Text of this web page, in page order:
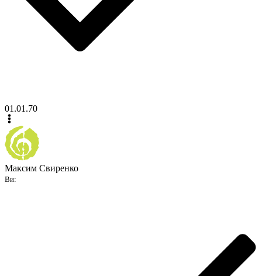
01.01.70
Максим Свиренко
Ви: